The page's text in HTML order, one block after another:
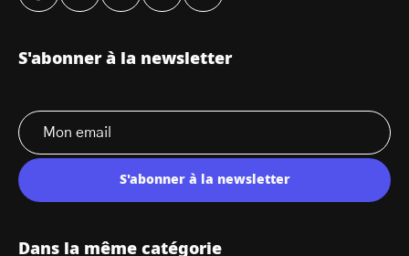
S'abonner à la newsletter
S'abonner à la newsletter
Dans la même catégorie